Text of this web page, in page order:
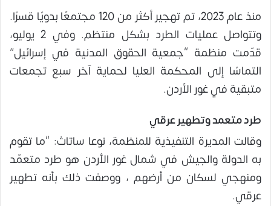
منذ عام 2023، تم تهجير أكثر من 120 مجتمعًا بدويًا قسرًا.
وتتواصل عمليات الطرد بشكل منتظم. وفي 2 يوليو،
قدّمت منظمة “جمعية الحقوق المدنية في إسرائيل”
التماسًا إلى المحكمة العليا لحماية آخر سبع تجمعات
متبقية في غور الأردن.
طرد متعمد وتطهير عرقي
وقالت المديرة التنفيذية للمنظمة، نوعا ساتاث: “ما تقوم
به الدولة والجيش في شمال غور الأردن هو طرد متعمّد
ومنهجي لسكان من أرضهم ، ووصفت ذلك بأنه تطهير
عرقي.